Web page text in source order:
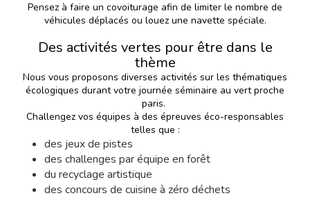
Pensez à faire un covoiturage afin de limiter le nombre de
véhicules déplacés ou louez une navette spéciale.
Des activités vertes pour être dans le
thème
Nous vous proposons diverses activités sur les thématiques
écologiques durant votre journée séminaire au vert proche
paris.
Challengez vos équipes à des épreuves éco-responsables
telles que :
des jeux de pistes
des challenges par équipe en forêt
du recyclage artistique
des concours de cuisine à zéro déchets